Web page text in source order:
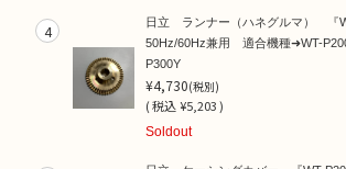
4
日立 ランナー（ハネグルマ） 『
50Hz/60Hz兼用 適合機種➜WT-
P300Y
¥4,730(税別)
(税込¥5,203 )
Soldout